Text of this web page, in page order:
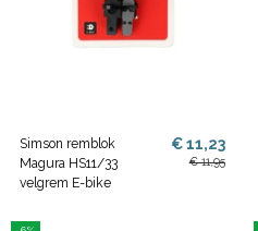
Simson remblok
Magura HS11/33
velgrem E-bike
€ 11,23
€ 11,95